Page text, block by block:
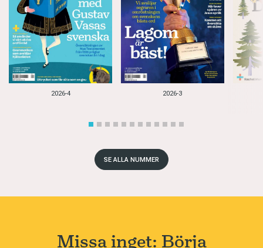
2026-4 2026-3
SE ALLA NUMMER
Missa inget: Börja